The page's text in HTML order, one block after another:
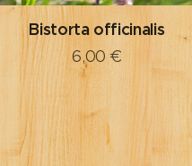
Bistorta officinalis
6,00€